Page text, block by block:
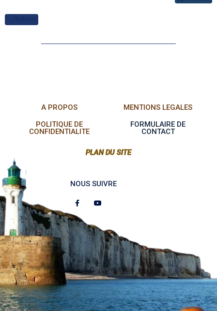
A PROPOS
MENTIONS LEGALES
POLITIQUE DE
CONFIDENTIALITE
FORMULAIRE DE
CONTACT
PLAN DU SITE
NOUS SUIVRE